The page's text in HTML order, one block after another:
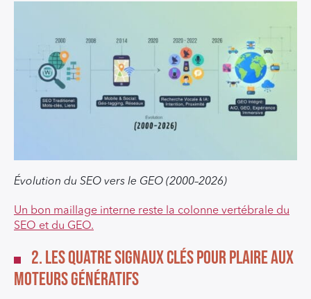
Évolution du SEO vers le GEO (2000–2026)
Un bon maillage interne reste la colonne vertébrale du
SEO et du GEO.
2. Les quatre signaux clés pour plaire aux
moteurs génératifs